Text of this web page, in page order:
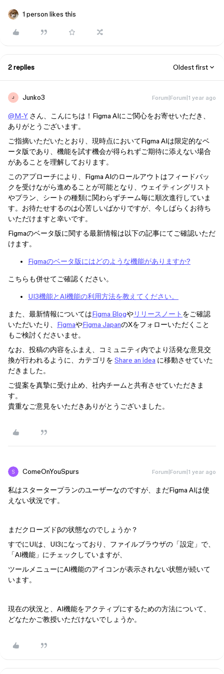
1 person likes this
2 replies Oldest first
J Junko3 Forum|Forum|1 year ago
@M-Y さん、こんにちは！Figma AIにご関心をお寄せいただき、
ありがとうございます。
ご指摘いただいたとおり、現時点においてFigma AIは限定的なベ
ータ版であり、機能を試す機会が得られずご期待に添えない場合
があることを理解しております。
このアプローチにより、Figma AIのロールアウトはフィードバッ
クを受けながら進めることが可能となり、ウェイティングリスト
やプラン、シートの種類に関わらずチーム毎に順次進行していま
す。お待たせするのは心苦しいばかりですが、今しばらくお待ち
いただけますと幸いです。
Figmaのベータ版に関する最新情報は以下の記事にてご確認いただ
けます。
Figmaのベータ版にはどのような機能がありますか?
こちらも併せてご確認ください。
UI3機能とAI機能の利用方法を教えてください。
また、最新情報についてはFigma Blogやリリースノート をご確認
いただいたり、 FigmaやFigma JapanのXをフォローいただくこと
もご検討くださいませ。
なお、投稿の内容をふまえ、コミュニティ内でより活発な意見交
換が行われるように、カテゴリを Share an idea に移動させていた
だきました。
ご提案を真摯に受け止め、社内チームと共有させていただきま
す。
貴重なご意見をいただきありがとうございました。
ComeOnYouSpurs Forum|Forum|1 year ago
私はスタータープランのユーザーなのですが、まだFigma AIは使
えない状況です。
まだクローズドβの状態なのでしょうか？
すでにUIは、UI3になっており、ファイルブラウザの「設定」で、
「AI機能」にチェックしていますが、
ツールメニューにAI機能のアイコンが表示されない状態が続いて
います。
現在の状況と、AI機能をアクティブにするための方法について、
どなたかご教授いただけないでしょうか。